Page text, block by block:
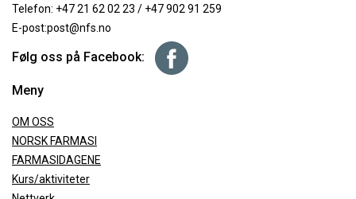
Telefon: +47 21 62 02 23 / +47 902 91 259
E-post:post@nfs.no
Følg oss på Facebook:
Meny
OM OSS
NORSK FARMASI
FARMASIDAGENE
Kurs/aktiviteter